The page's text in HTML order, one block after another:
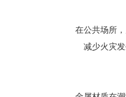
在公共场所
减少火灾